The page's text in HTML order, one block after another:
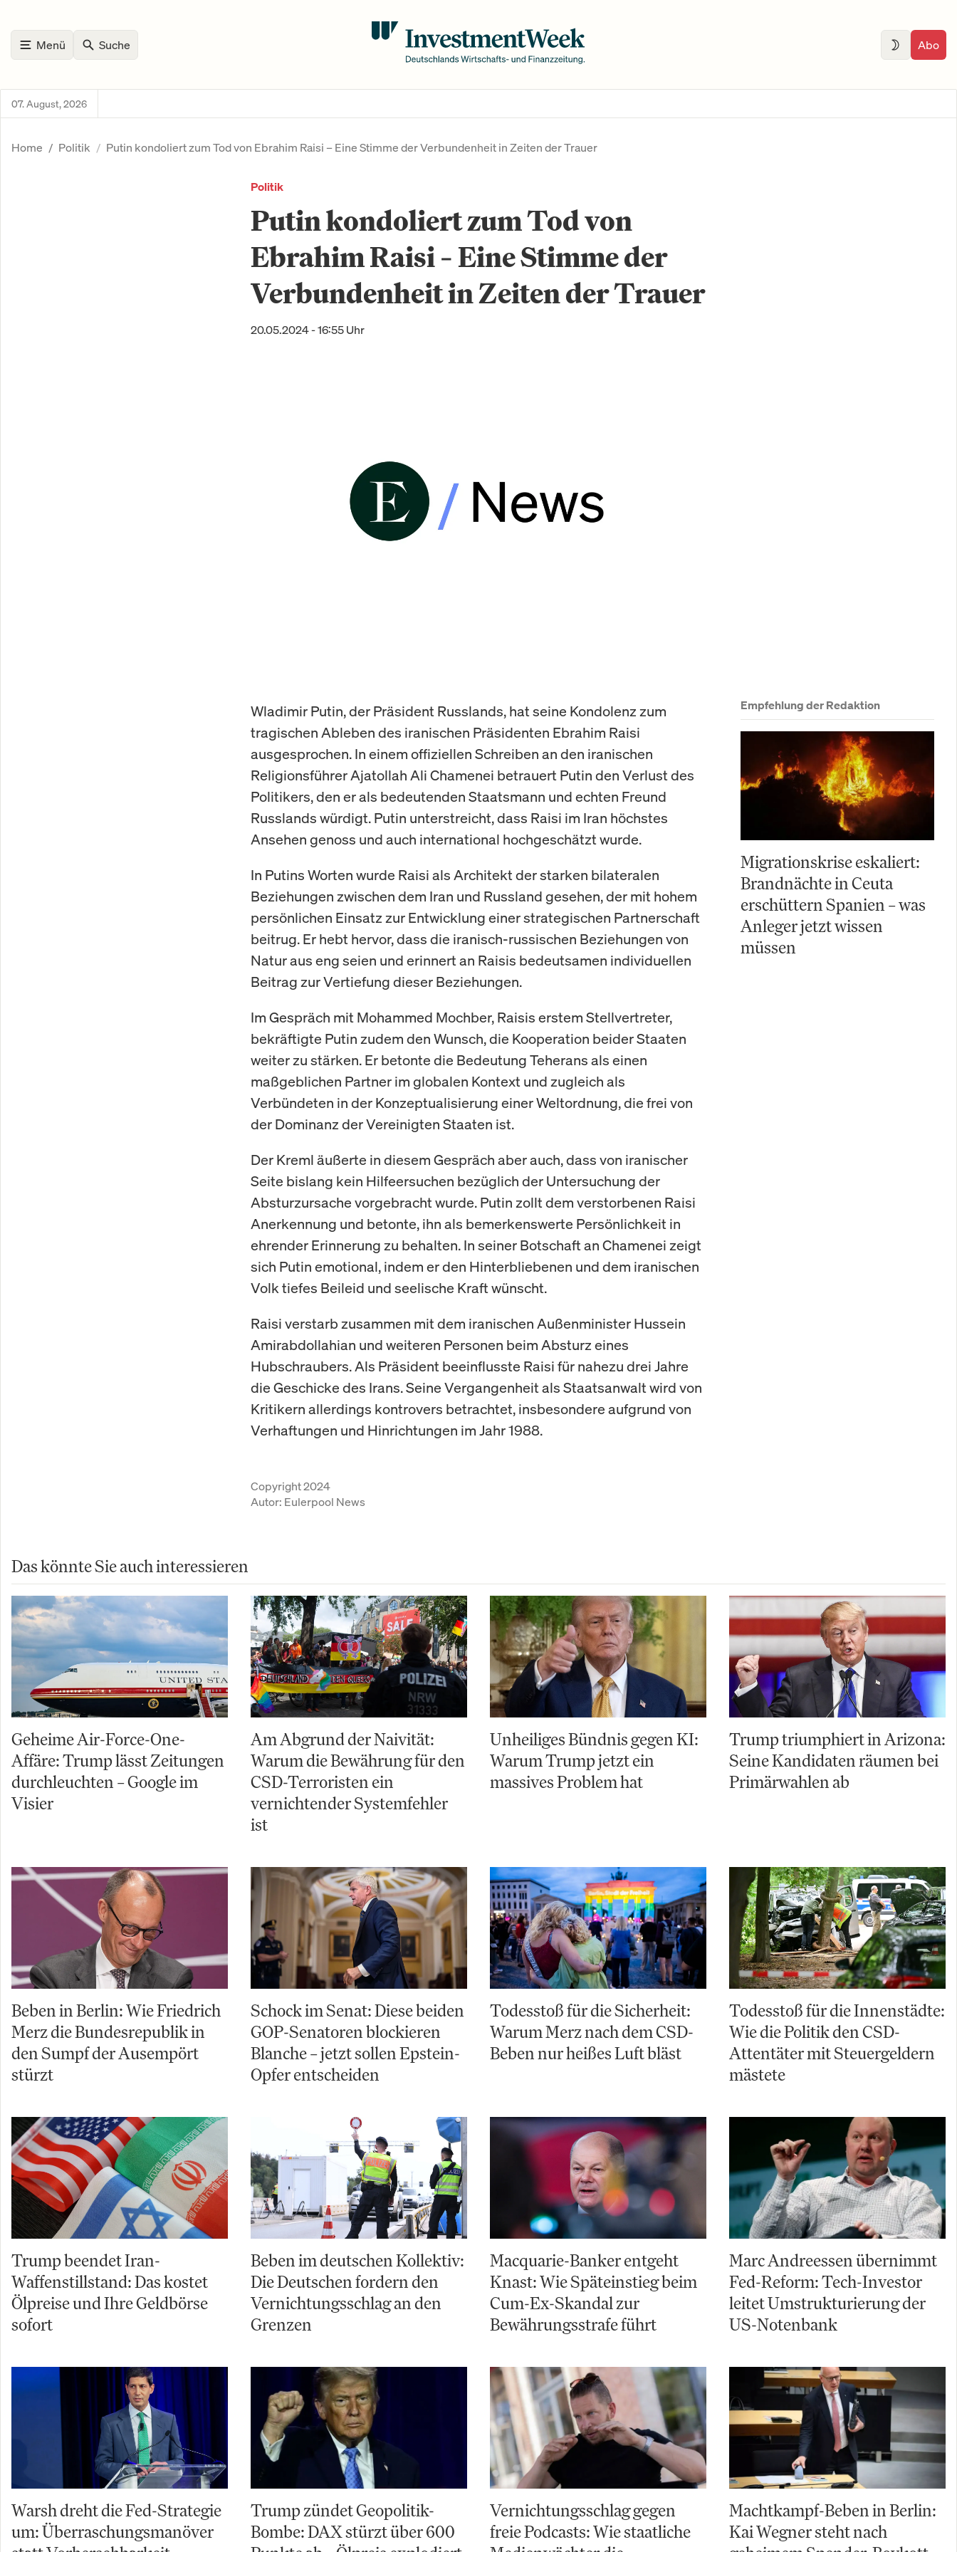
Menü Suche Abo
07. August, 2026
Home Politik Putin kondoliert zum Tod von Ebrahim Raisi – Eine Stimme der Verbundenheit in Zeiten der Trauer
Politik
Putin kondoliert zum Tod von
Ebrahim Raisi – Eine Stimme der
Verbundenheit in Zeiten der Trauer
20.05.2024 - 16:55 Uhr
Wladimir Putin, der Präsident Russlands, hat seine Kondolenz zum
tragischen Ableben des iranischen Präsidenten Ebrahim Raisi
ausgesprochen. In einem offiziellen Schreiben an den iranischen
Religionsführer Ajatollah Ali Chamenei betrauert Putin den Verlust des
Politikers, den er als bedeutenden Staatsmann und echten Freund
Russlands würdigt. Putin unterstreicht, dass Raisi im Iran höchstes
Ansehen genoss und auch international hochgeschätzt wurde.
In Putins Worten wurde Raisi als Architekt der starken bilateralen
Beziehungen zwischen dem Iran und Russland gesehen, der mit hohem
persönlichen Einsatz zur Entwicklung einer strategischen Partnerschaft
beitrug. Er hebt hervor, dass die iranisch-russischen Beziehungen von
Natur aus eng seien und erinnert an Raisis bedeutsamen individuellen
Beitrag zur Vertiefung dieser Beziehungen.
Im Gespräch mit Mohammed Mochber, Raisis erstem Stellvertreter,
bekräftigte Putin zudem den Wunsch, die Kooperation beider Staaten
weiter zu stärken. Er betonte die Bedeutung Teherans als einen
maßgeblichen Partner im globalen Kontext und zugleich als
Verbündeten in der Konzeptualisierung einer Weltordnung, die frei von
der Dominanz der Vereinigten Staaten ist.
Der Kreml äußerte in diesem Gespräch aber auch, dass von iranischer
Seite bislang kein Hilfeersuchen bezüglich der Untersuchung der
Absturzursache vorgebracht wurde. Putin zollt dem verstorbenen Raisi
Anerkennung und betonte, ihn als bemerkenswerte Persönlichkeit in
ehrender Erinnerung zu behalten. In seiner Botschaft an Chamenei zeigt
sich Putin emotional, indem er den Hinterbliebenen und dem iranischen
Volk tiefes Beileid und seelische Kraft wünscht.
Raisi verstarb zusammen mit dem iranischen Außenminister Hussein
Amirabdollahian und weiteren Personen beim Absturz eines
Hubschraubers. Als Präsident beeinflusste Raisi für nahezu drei Jahre
die Geschicke des Irans. Seine Vergangenheit als Staatsanwalt wird von
Kritikern allerdings kontrovers betrachtet, insbesondere aufgrund von
Verhaftungen und Hinrichtungen im Jahr 1988.
Copyright 2024
Autor: Eulerpool News
Empfehlung der Redaktion
Migrationskrise eskaliert:
Brandnächte in Ceuta
erschüttern Spanien – was
Anleger jetzt wissen
müssen
Das könnte Sie auch interessieren
Geheime Air-Force-One-
Affäre: Trump lässt Zeitungen
durchleuchten – Google im
Visier
Am Abgrund der Naivität:
Warum die Bewährung für den
CSD-Terroristen ein
vernichtender Systemfehler
ist
Unheiliges Bündnis gegen KI:
Warum Trump jetzt ein
massives Problem hat
Trump triumphiert in Arizona:
Seine Kandidaten räumen bei
Primärwahlen ab
Beben in Berlin: Wie Friedrich
Merz die Bundesrepublik in
den Sumpf der Ausempört
stürzt
Schock im Senat: Diese beiden
GOP-Senatoren blockieren
Blanche – jetzt sollen Epstein-
Opfer entscheiden
Todesstoß für die Sicherheit:
Warum Merz nach dem CSD-
Beben nur heißes Luft bläst
Todesstoß für die Innenstädte:
Wie die Politik den CSD-
Attentäter mit Steuergeldern
mästete
Trump beendet Iran-
Waffenstillstand: Das kostet
Ölpreise und Ihre Geldbörse
sofort
Beben im deutschen Kollektiv:
Die Deutschen fordern den
Vernichtungsschlag an den
Grenzen
Macquarie-Banker entgeht
Knast: Wie Späteinstieg beim
Cum-Ex-Skandal zur
Bewährungsstrafe führt
Marc Andreessen übernimmt
Fed-Reform: Tech-Investor
leitet Umstrukturierung der
US-Notenbank
Warsh dreht die Fed-Strategie
um: Überraschungsmanöver
Trump zündet Geopolitik-
Bombe: DAX stürzt über 600
Vernichtungsschlag gegen
freie Podcasts: Wie staatliche
Machtkampf-Beben in Berlin:
Kai Wegner steht nach